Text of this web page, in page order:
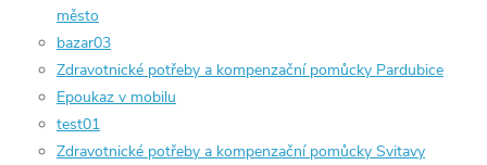
město
bazar03
Zdravotnické potřeby a kompenzační pomůcky Pardubice
Epoukaz v mobilu
test01
Zdravotnické potřeby a kompenzační pomůcky Svitavy